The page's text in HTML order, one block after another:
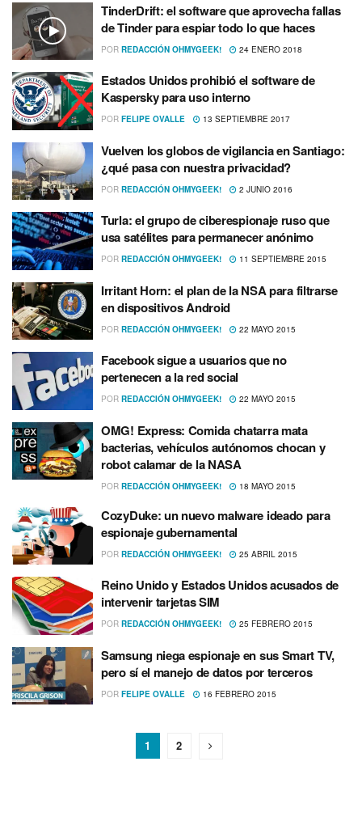
TinderDrift: el software que aprovecha fallas
de Tinder para espiar todo lo que haces
POR REDACCIÓN OHMYGEEK! 24 ENERO 2018
Estados Unidos prohibió el software de
Kaspersky para uso interno
POR FELIPE OVALLE 13 SEPTIEMBRE 2017
Vuelven los globos de vigilancia en Santiago:
¿qué pasa con nuestra privacidad?
POR REDACCIÓN OHMYGEEK! 2 JUNIO 2016
Turla: el grupo de ciberespionaje ruso que
usa satélites para permanecer anónimo
POR REDACCIÓN OHMYGEEK! 11 SEPTIEMBRE 2015
Irritant Horn: el plan de la NSA para filtrarse
en dispositivos Android
POR REDACCIÓN OHMYGEEK! 22 MAYO 2015
Facebook sigue a usuarios que no
pertenecen a la red social
POR REDACCIÓN OHMYGEEK! 22 MAYO 2015
OMG! Express: Comida chatarra mata
bacterias, vehí­culos autónomos chocan y
robot calamar de la NASA
POR REDACCIÓN OHMYGEEK! 18 MAYO 2015
CozyDuke: un nuevo malware ideado para
espionaje gubernamental
POR REDACCIÓN OHMYGEEK! 25 ABRIL 2015
Reino Unido y Estados Unidos acusados de
intervenir tarjetas SIM
POR REDACCIÓN OHMYGEEK! 25 FEBRERO 2015
Samsung niega espionaje en sus Smart TV,
pero sí­ el manejo de datos por terceros
POR FELIPE OVALLE 16 FEBRERO 2015
1 2